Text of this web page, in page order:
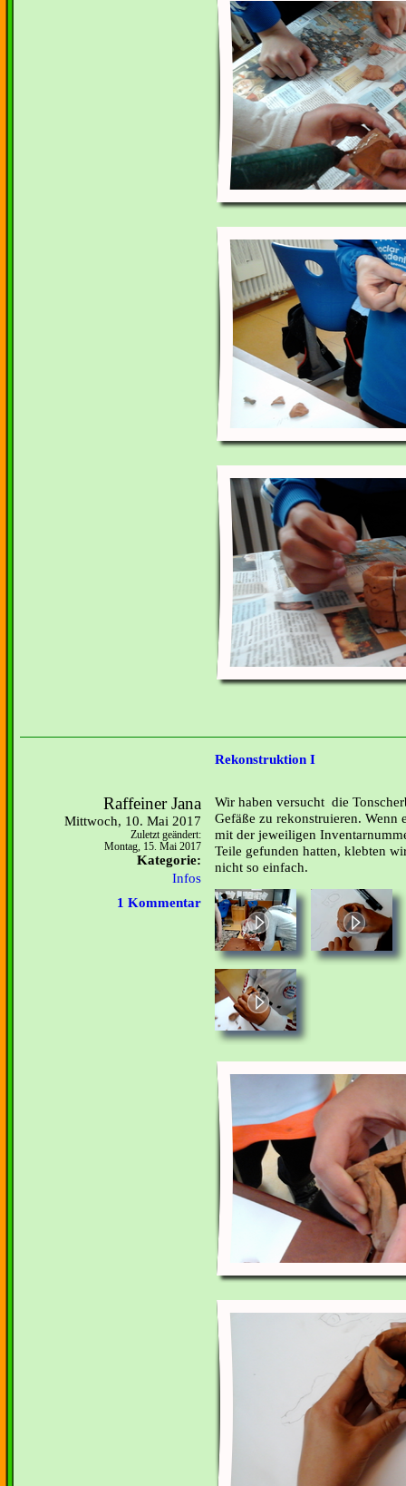
Rekonstruktion I
Raffeiner Jana
Mittwoch, 10. Mai 2017
Zuletzt geändert:
Montag, 15. Mai 2017
Kategorie:
Infos
1 Kommentar
Wir haben versucht die
Gefäße zu rekonstruieren. Wenn
mit der jeweiligen
Teile gefunden hatten, klebten
nicht so einfach.